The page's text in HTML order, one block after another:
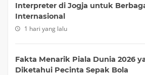
Interpreter di Jogja untuk
Internasional
1 hari yang lalu
Fakta Menarik Piala Dunia 2026
Diketahui Pecinta Sepak Bola